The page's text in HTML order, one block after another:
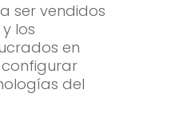
ser vendidos
y los
en
del